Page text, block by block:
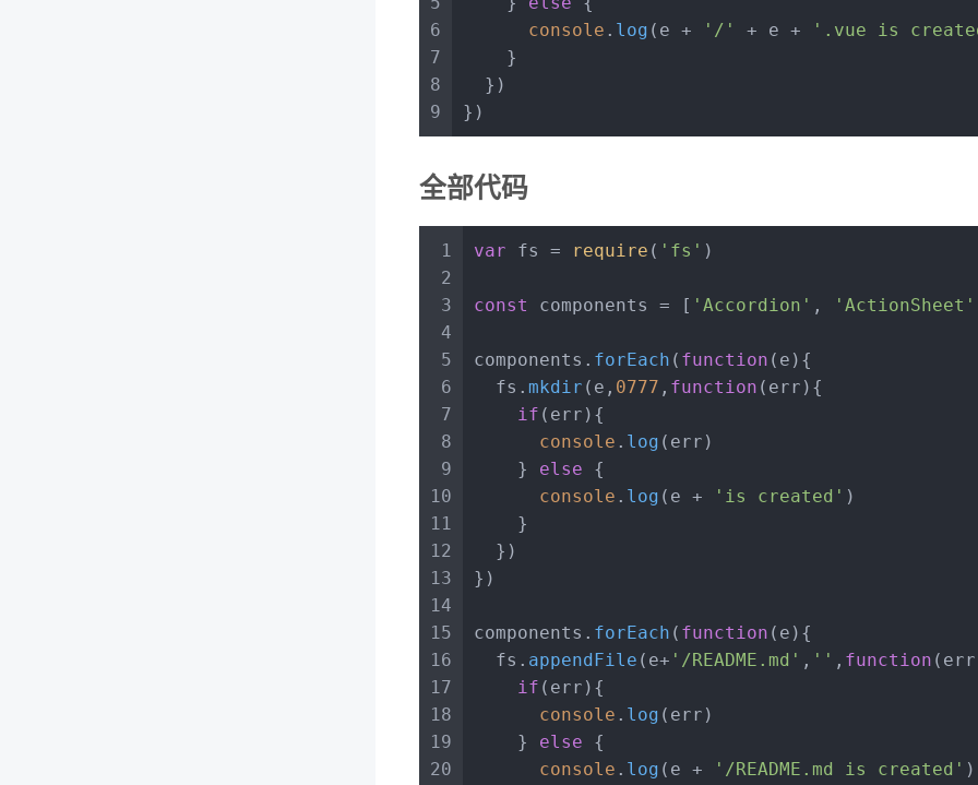
6
7
8
9
console . log (e + '/' + e +
'.vue is
    }
  })
})
全部代码
1
2
3
4
5
6
7
8
9
10
11
12
13
14
15
16
17
18
19
20
var fs = require ( 'fs' )
const components = [ 'Accordion' , 'ActionSheet'
components. forEach ( function ( e ){
  fs.
mkdir (e, 0777 , function ( err ){
if (err){
console . log (err)
    }
else {
console . log (e + 'is created' )
    }
  })
})
components. forEach ( function ( e ){
  fs.
appendFile (e+ '/README.md' , '' , function ( err
if (err){
console . log (err)
    }
else {
console . log (e + '/README.md is created' )